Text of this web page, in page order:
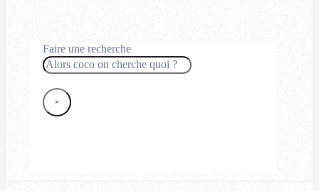
Faire une recherche
Rechercher
×